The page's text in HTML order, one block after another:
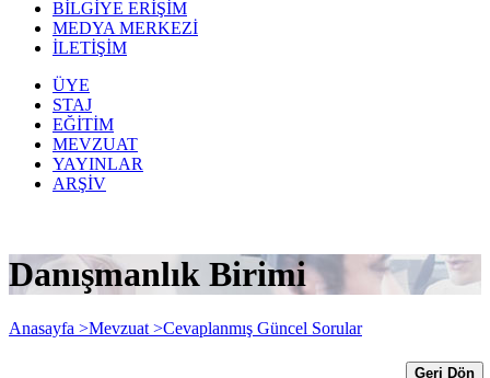
BİLGİYE ERİŞİM
MEDYA MERKEZİ
İLETİŞİM
ÜYE
STAJ
EĞİTİM
MEVZUAT
YAYINLAR
ARŞİV
Danışmanlık Birimi
Anasayfa >Mevzuat >Cevaplanmış Güncel Sorular
Geri Dön